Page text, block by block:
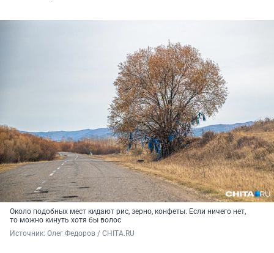
Около подобных мест кидают рис, зерно, конфеты. Если ничего нет,
то можно кинуть хотя бы волос
Источник: Олег Федоров / CHITA.RU